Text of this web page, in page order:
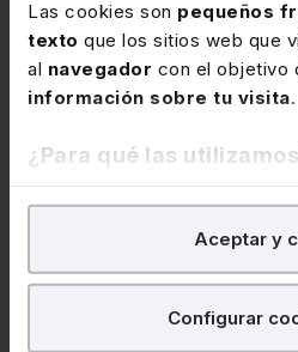
Las cookies son pequeños
texto que los sitios web que
al navegador con el objetivo
información sobre tu visita.
¿Para qué las
En Lefebvre utilizamos las
para tratar de
nuestra página web. También
Aceptar y
Configurar
Laboral ESG